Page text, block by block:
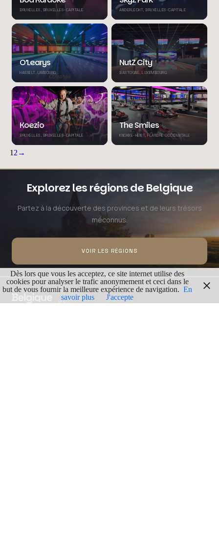
BRUXELLES, BRUXELLES-CAPITALE ANDERLECHT, BRUXELLES-CAPITALE
O’Learys
HASSELT, LIMBOURG
NutZ City
BASTOGNE, LUXEMBOURG
Koezio
BRUXELLES, BRUXELLES-CAPITALE
The Smiles
KNOKKE-HEIST, FLANDRE OCCIDENTALE
1 2 →
Explorez les régions de Belgique
Partez à la découverte des provinces et de leurs trésors
méconnus.
VOIR LES RÉGIONS
Dès lors que vous les acceptez, ce site internet utilise des
cookies pour analyser le trafic anonymement et ceci dans le
but de vous fournir la meilleure expérience de navigation. En
savoir plus
J'accepte